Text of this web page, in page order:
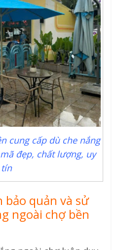
cung cấp dù che nắng
đẹp, chất lượng, uy
tín
bảo quản và sử
ngoài chợ bền